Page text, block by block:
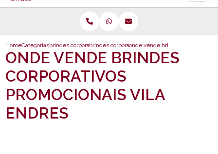
HomeCategoriasbrindes corporativosbrindes corporativos ecologicosonde vende brindes corporativos
ONDE VENDE BRINDES
CORPORATIVOS
PROMOCIONAIS VILA
ENDRES